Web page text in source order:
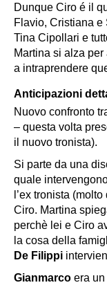
Dunque Ciro é il
Flavio, Cristiana e
Tina Cipollari e
Martina si alza
a intraprendere
Anticipazioni
Nuovo confronto
– questa volta
il nuovo tronista).
Si parte da una
quale
l’ex tronista
Ciro. Martina
perchè lei e Ciro
la cosa della
De Filippi
Gianmarco era